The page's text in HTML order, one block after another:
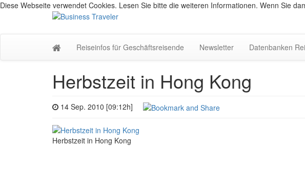
Diese Webseite verwendet Cookies. Lesen Sie bitte die weiteren Informationen. Wenn Sie
Reiseinfos für Geschäftsreisende Newsletter Datenbanken
Herbstzeit in Hong Kong
14 Sep. 2010 [09:12h]
Herbstzeit in Hong Kong